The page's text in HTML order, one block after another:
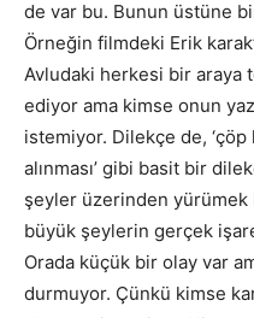
de var bu. Bunun üstüne
Örneğin filmdeki Erik
Avludaki herkesi bir araya
ediyor ama kimse onun
istemiyor. Dilekçe de, ‘çöp
alınması’ gibi basit bir
şeyler üzerinden yürümek
büyük şeylerin gerçek
Orada küçük bir olay var
durmuyor. Çünkü kimse